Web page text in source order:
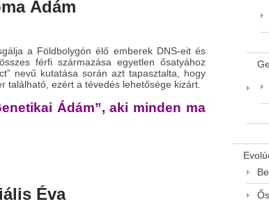
Ádám
a Földbolygón élő emberek DNS-eit és
férfi származása egyetlen ősatyához
nevű kutatása során azt tapasztalta, hogy
található, ezért a tévedés lehetősége kizárt.
Ádám”, aki minden ma
Éva